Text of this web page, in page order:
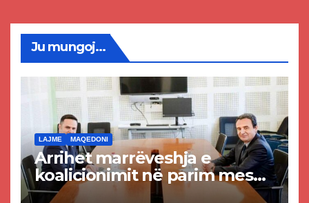
Ju mungoj...
LAJME MAQEDONI
Arrihet marrëveshja e
koalicionimit në parim mes
Kurtit dhe Abdixhikut